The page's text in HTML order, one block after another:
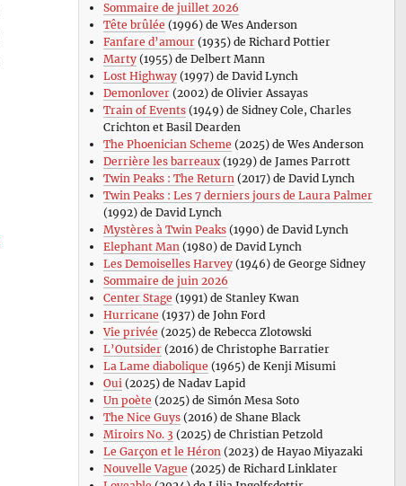
Sommaire de juillet 2026
Tête brûlée (1996) de Wes Anderson
Fanfare d’amour(1935) de Richard Pottier
Marty(1955) de Delbert Mann
Lost Highway(1997) de David Lynch
Demonlover(2002) de Olivier Assayas
Train of Events(1949) de Sidney Cole, Charles
Crichton et Basil Dearden
The Phoenician Scheme (2025) de Wes Anderson
Derrière les barreaux(1929) de James Parrott
Twin Peaks : The Return(2017) de David Lynch
Twin Peaks : Les 7 derniers jours de Laura Palmer
(1992) de David Lynch
Mystères à Twin Peaks(1990) de David Lynch
Elephant Man(1980) de David Lynch
Les Demoiselles Harvey(1946) de George Sidney
Sommaire de juin 2026
Center Stage (1991) de Stanley Kwan
Hurricane (1937) de John Ford
Vie privée (2025) de Rebecca Zlotowski
L’Outsider(2016) de Christophe Barratier
La Lame diabolique (1965) de Kenji Misumi
Oui(2025) de Nadav Lapid
Un poète (2025) de Simón Mesa Soto
The Nice Guys(2016) de Shane Black
Miroirs No. 3 (2025) de Christian Petzold
Le Garçon et le Héron(2023) de Hayao Miyazaki
Nouvelle Vague (2025) de Richard Linklater